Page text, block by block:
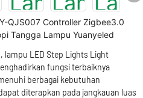
QJS007 Controller Zigbee3.0
Tangga Lampu Yuanyeled
lampu LED Step Lights Light
fungsi terbaiknya
berbagai kebutuhan
diterapkan pada jangkauan luas